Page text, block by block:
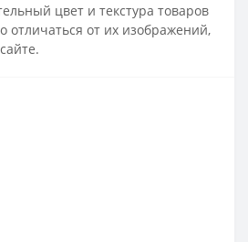
цвет и текстура товаров
отличаться от их изображений,